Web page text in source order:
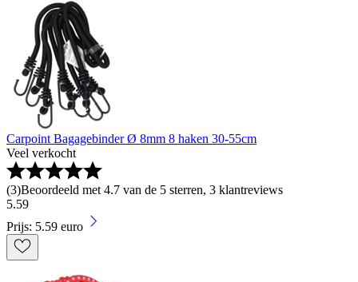
Carpoint Bagagebinder Ø 8mm 8 haken 30-55cm
Veel verkocht
(3)Beoordeeld met 4.7 van de 5 sterren, 3 klantreviews
5.59
Prijs: 5.59 euro